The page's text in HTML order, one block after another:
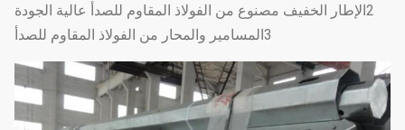
2الإطار الخفيف مصنوع من الفولاذ المقاوم للصدأ عالية الجودة
3المسامير والمحار من الفولاذ المقاوم للصدأ